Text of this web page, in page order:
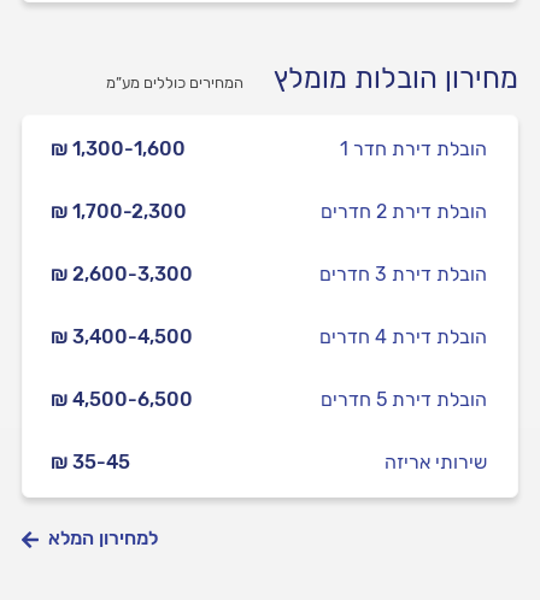
מחירון הובלות מומלץ המחירים כוללים מע”מ
₪ 1,300-1,600 הובלת דירת חדר 1
₪ 1,700-2,300 הובלת דירת 2 חדרים
₪ 2,600-3,300 הובלת דירת 3 חדרים
₪ 3,400-4,500 הובלת דירת 4 חדרים
₪ 4,500-6,500 הובלת דירת 5 חדרים
₪ 35-45 שירותי אריזה
למחירון המלא